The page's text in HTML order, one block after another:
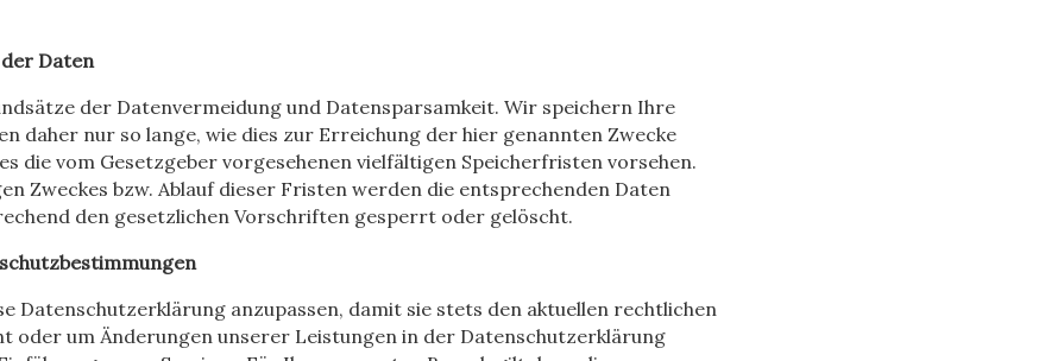
Daten
der Datenvermeidung und Datensparsamkeit. Wir speichern Ihre
daher nur so lange, wie dies zur Erreichung der hier genannten Zwecke
die vom Gesetzgeber vorgesehenen vielfältigen Speicherfristen vorsehen.
Zweckes bzw. Ablauf dieser Fristen werden die entsprechenden Daten
den gesetzlichen Vorschriften gesperrt oder gelöscht.
Datenschutzerklärung anzupassen, damit sie stets den aktuellen rechtlichen
oder um Änderungen unserer Leistungen in der Datenschutzerklärung